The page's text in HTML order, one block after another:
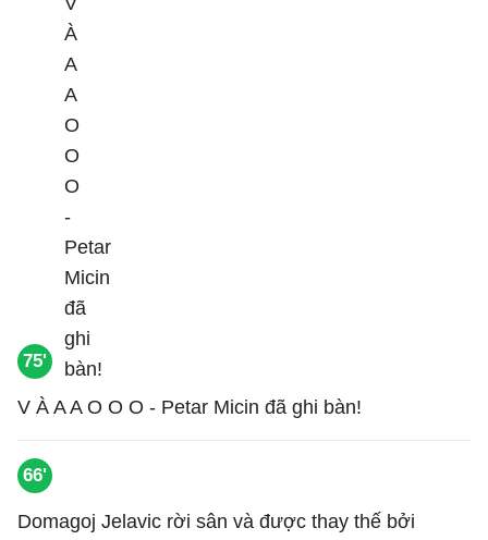
75'
V À A A O O O - Petar Micin đã ghi bàn!
66'
Domagoj Jelavic rời sân và được thay thế bởi